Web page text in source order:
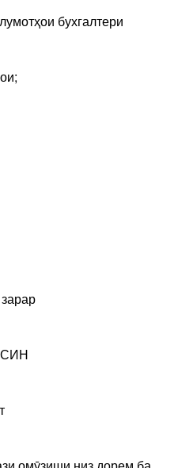
бухгалтери